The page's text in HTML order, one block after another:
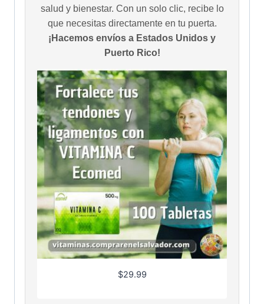
salud y bienestar. Con un solo clic, recibe lo
que necesitas directamente en tu puerta.
¡Hacemos envíos a Estados Unidos y
Puerto Rico!
$29.99